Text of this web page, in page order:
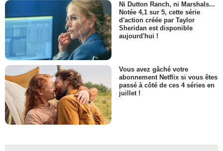
Ni Dutton Ranch, ni Marshals...
Notée 4,1 sur 5, cette série
d'action créée par Taylor
Sheridan est disponible
aujourd'hui !
Vous avez gâché votre
abonnement Netflix si vous êtes
passé à côté de ces 4 séries en
juillet !